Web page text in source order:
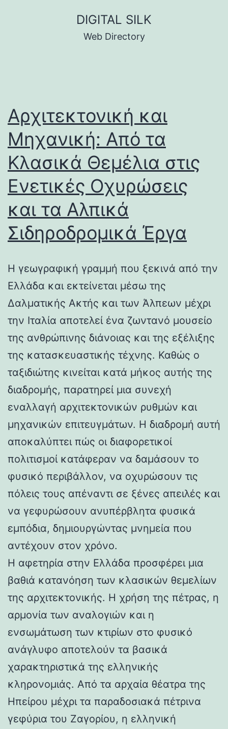
DIGITAL SILK
Web Directory
Αρχιτεκτονική και
Μηχανική: Από τα
Κλασικά Θεμέλια στις
Ενετικές Οχυρώσεις
και τα Αλπικά
Σιδηροδρομικά Έργα
Η γεωγραφική γραμμή που ξεκινά από την
Ελλάδα και εκτείνεται μέσω της
Δαλματικής Ακτής και των Άλπεων μέχρι
την Ιταλία αποτελεί ένα ζωντανό μουσείο
της ανθρώπινης διάνοιας και της εξέλιξης
της κατασκευαστικής τέχνης. Καθώς ο
ταξιδιώτης κινείται κατά μήκος αυτής της
διαδρομής, παρατηρεί μια συνεχή
εναλλαγή αρχιτεκτονικών ρυθμών και
μηχανικών επιτευγμάτων. Η διαδρομή αυτή
αποκαλύπτει πώς οι διαφορετικοί
πολιτισμοί κατάφεραν να δαμάσουν το
φυσικό περιβάλλον, να οχυρώσουν τις
πόλεις τους απέναντι σε ξένες απειλές και
να γεφυρώσουν ανυπέρβλητα φυσικά
εμπόδια, δημιουργώντας μνημεία που
αντέχουν στον χρόνο.
Η αφετηρία στην Ελλάδα προσφέρει μια
βαθιά κατανόηση των κλασικών θεμελίων
της αρχιτεκτονικής. Η χρήση της πέτρας, η
αρμονία των αναλογιών και η
ενσωμάτωση των κτιρίων στο φυσικό
ανάγλυφο αποτελούν τα βασικά
χαρακτηριστικά της ελληνικής
κληρονομιάς. Από τα αρχαία θέατρα της
Ηπείρου μέχρι τα παραδοσιακά πέτρινα
γεφύρια του Ζαγορίου, η ελληνική